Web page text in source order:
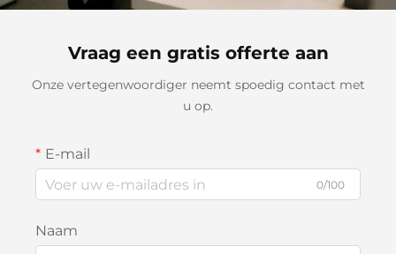
Vraag een gratis offerte aan
Onze vertegenwoordiger neemt spoedig contact met
u op.
E-mail
0/100
Naam